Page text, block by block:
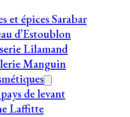
et épices Sarabar
d’Estoublon
Lilamand
Manguin
de levant
Laffitte